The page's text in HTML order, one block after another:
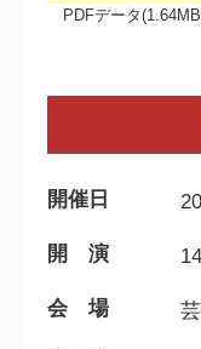
PDFデータ
開催日
開 演
会 場